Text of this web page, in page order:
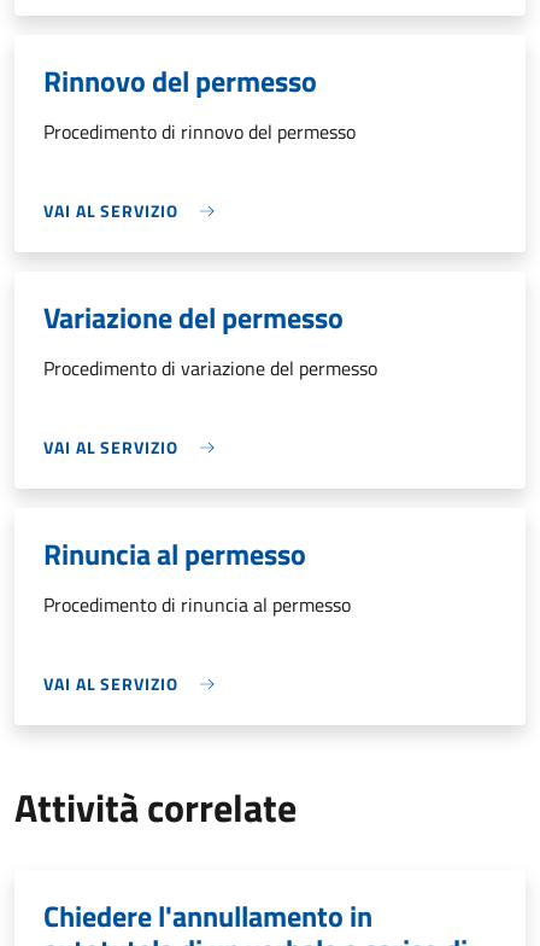
Rinnovo del permesso
Procedimento di rinnovo del permesso
VAI AL SERVIZIO
Variazione del permesso
Procedimento di variazione del permesso
VAI AL SERVIZIO
Rinuncia al permesso
Procedimento di rinuncia al permesso
VAI AL SERVIZIO
Attività correlate
Chiedere l'annullamento in